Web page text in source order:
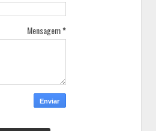
Mensagem*